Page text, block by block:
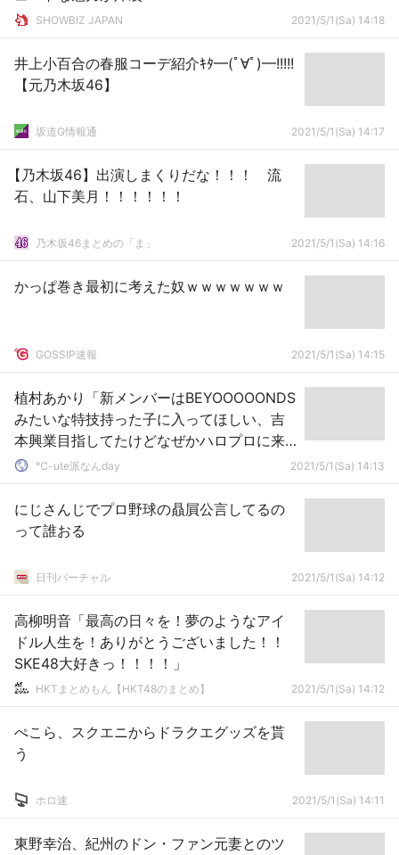
SHOWBIZ JAPAN 2021/5/1(Sa) 14:18
井上小百合の春服コーデ紹介ｷﾀ━(ﾟ∀ﾟ)━!!!!!
【元乃木坂46】
坂道G情報通 2021/5/1(Sa) 14:17
【乃木坂46】出演しまくりだな！！！ 流
石、山下美月！！！！！！
乃木坂46まとめの「ま」 2021/5/1(Sa) 14:16
かっぱ巻き最初に考えた奴ｗｗｗｗｗｗｗ
GOSSIP速報 2021/5/1(Sa) 14:15
植村あかり「新メンバーはBEYOOOOONDS
みたいな特技持った子に入ってほしい、吉
本興業目指してたけどなぜかハロプロに来
たみたいな」
℃-ute派なんday 2021/5/1(Sa) 14:13
にじさんじでプロ野球の贔屓公言してるの
って誰おる
日刊バーチャル 2021/5/1(Sa) 14:12
高柳明音「最高の日々を！夢のようなアイ
ドル人生を！ありがとうございました！！
SKE48大好きっ！！！！」
HKTまとめもん【HKT48のまとめ】 2021/5/1(Sa) 14:12
ぺこら、スクエニからドラクエグッズを貰
う
ホロ速 2021/5/1(Sa) 14:11
東野幸治、紀州のドン・ファン元妻とのツ